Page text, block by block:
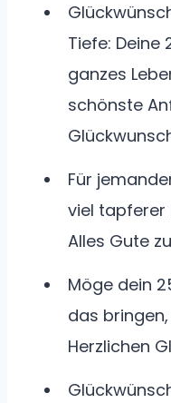
Tiefe: Deine
ganzes
schönste
Für
viel tapferer
Alles Gute
Möge dein
das
Herzlichen